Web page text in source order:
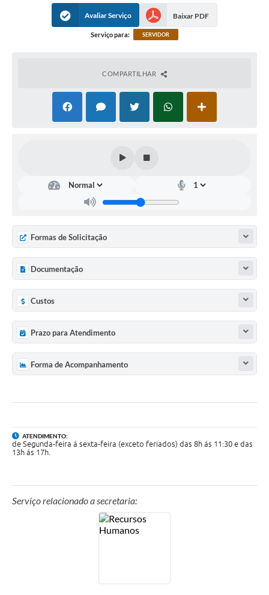
Avaliar Serviço Baixar PDF
Serviço para: SERVIDOR
COMPARTILHAR
Formas de Solicitação
Documentação
Custos
Prazo para Atendimento
Forma de Acompanhamento
ATENDIMENTO:
de Segunda-feira á sexta-feira (exceto feriados) das 8h ás 11:30 e das
13h ás 17h.
Serviço relacionado a secretaria: